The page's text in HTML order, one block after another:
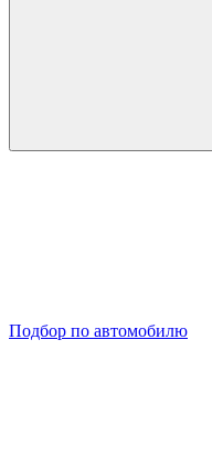
Подбор по автомобилю